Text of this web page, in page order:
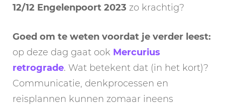
12/12 Engelenpoort 2023 zo krachtig?
Goed om te weten voordat je verder leest:
op deze dag gaat ook Mercurius
retrograde. Wat betekent dat (in het kort)?
Communicatie, denkprocessen en
reisplannen kunnen zomaar ineens